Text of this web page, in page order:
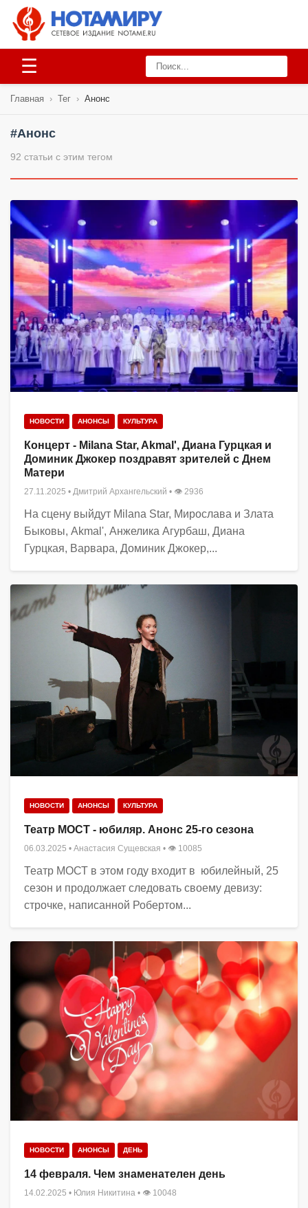
☰
Главная › Тег › Анонс
#Анонс
92 статьи с этим тегом
НОВОСТИ АНОНСЫ КУЛЬТУРА
Концерт - Milana Star, Akmal', Диана Гурцкая и
Доминик Джокер поздравят зрителей с Днем
Матери
27.11.2025 • Дмитрий Архангельский • 👁 2936
На сцену выйдут Milana Star, Мирослава и Злата
Быковы, Akmal', Анжелика Агурбаш, Диана
Гурцкая, Варвара, Доминик Джокер,...
НОВОСТИ АНОНСЫ КУЛЬТУРА
Театр МОСТ - юбиляр. Анонс 25-го сезона
06.03.2025 • Анастасия Сущевская • 👁 10085
Театр МОСТ в этом году входит в юбилейный, 25
сезон и продолжает следовать своему девизу:
строчке, написанной Робертом...
НОВОСТИ АНОНСЫ ДЕНЬ
14 февраля. Чем знаменателен день
14.02.2025 • Юлия Никитина • 👁 10048